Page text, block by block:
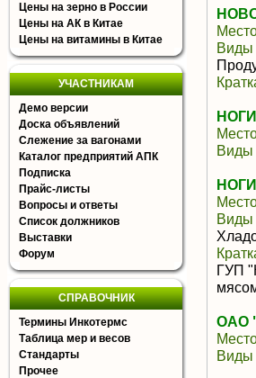
Цены на зерно в России
Цены на АК в Китае
Цены на витамины в Китае
УЧАСТНИКАМ
Демо версии
Доска объявлений
Слежение за вагонами
Каталог предприятий АПК
Подписка
Прайс-листы
Вопросы и ответы
Список должников
Выставки
Форум
СПРАВОЧНИК
Термины Инкотермс
Таблица мер и весов
Стандарты
Прочее
Виды
Виды
Виды
ГУП
ОАО
Виды